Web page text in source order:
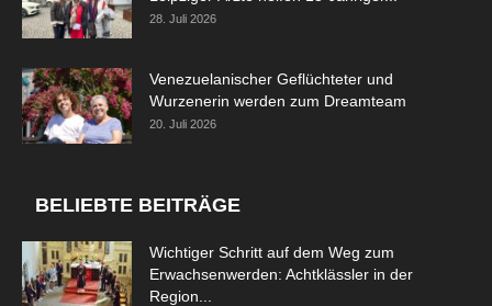
28. Juli 2026
Venezuelanischer Geflüchteter und
Wurzenerin werden zum Dreamteam
20. Juli 2026
BELIEBTE BEITRÄGE
Wichtiger Schritt auf dem Weg zum
Erwachsenwerden: Achtklässler in der
Region...